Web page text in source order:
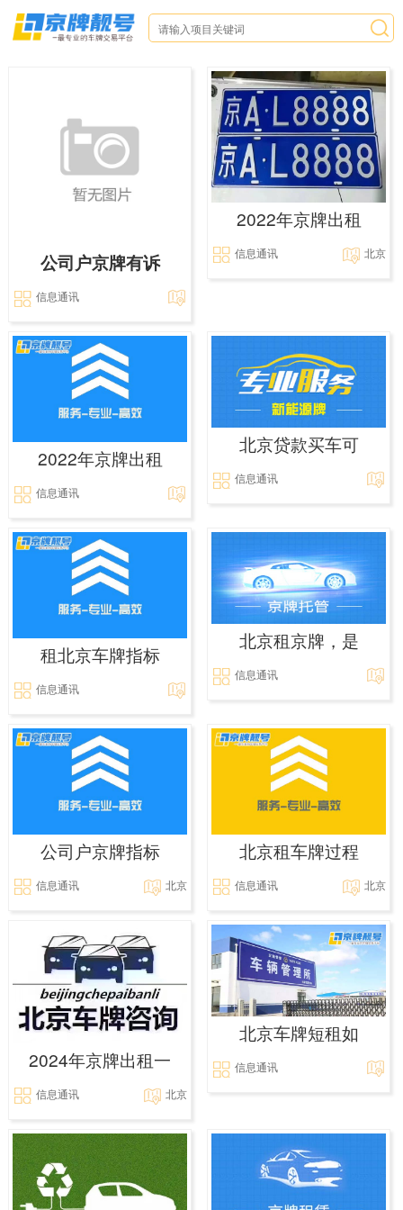
公司户京牌有诉
信息通讯
2022年京牌出租
信息通讯 北京
2022年京牌出租
信息通讯
北京贷款买车可
信息通讯
租北京车牌指标
信息通讯
北京租京牌，是
信息通讯
公司户京牌指标
信息通讯 北京
北京租车牌过程
信息通讯 北京
2024年京牌出租一
信息通讯 北京
北京车牌短租如
信息通讯